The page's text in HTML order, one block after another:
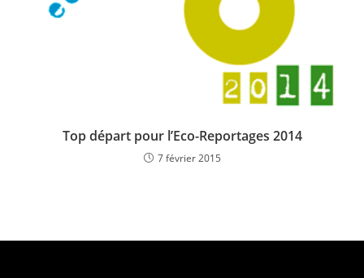
Top départ pour l’Eco-Reportages 2014
7 février 2015